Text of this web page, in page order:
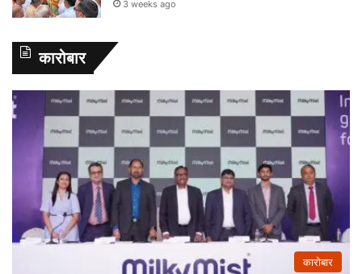
3 weeks ago
कारोबार
कारोबार